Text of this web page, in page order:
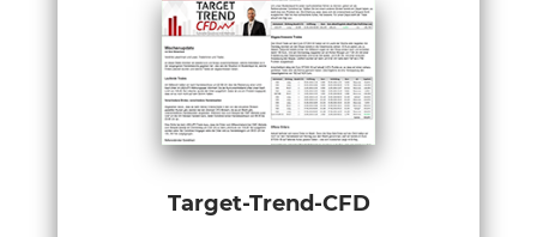
Target-Trend-CFD